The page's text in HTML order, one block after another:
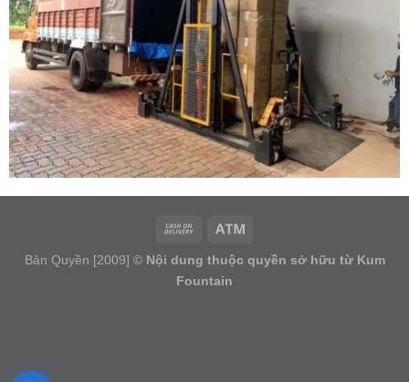
Bản Quyền [2009] © Nội dung thuộc quyền sở hữu từ Kum
Fountain